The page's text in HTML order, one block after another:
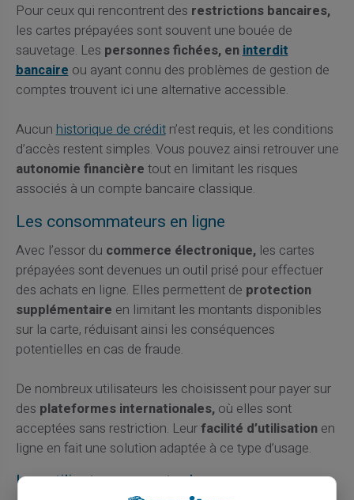
Pour ceux qui rencontrent des restrictions bancaires,
les cartes prépayées sont souvent une bouée de
sauvetage. Les personnes fichées, en interdit
bancaire ou ayant connu des problèmes de gestion de
comptes trouvent ici une alternative accessible.
Aucun historique de créditn’est requis, et les conditions
d’accès restent simples. Vous pouvez ainsi retrouver une
autonomie financière tout en limitant les risques
associés à un compte bancaire classique.
Les consommateurs en ligne
Avec l’essor du commerce électronique,les cartes
prépayées sont devenues un outil prisé pour effectuer
des achats en ligne. Elles permettent de protection
supplémentaire en limitant les montants disponibles
sur la carte, réduisant ainsi les conséquences
potentielles en cas de fraude.
De nombreux utilisateurs les choisissent pour payer sur
des plateformes internationales,où elles sont
acceptées sans restriction. Leurfacilité d’utilisationen
ligne en fait une solution adaptée à ce type d’usage.
Les utilisateurs ponctuels